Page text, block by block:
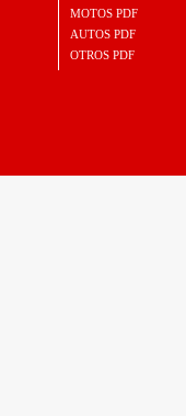
MOTOS PDF
AUTOS PDF
OTROS PDF